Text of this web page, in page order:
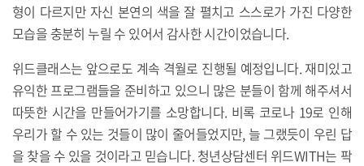
형이 다르지만 자신 본연의 색을 잘 펼치고 스스로가 가진 다양한
모습을 충분히 누릴 수 있어서 감사한 시간이었습니다.
위드클래스는 앞으로도 계속 격월로 진행될 예정입니다. 재미있고
유익한 프로그램들을 준비하고 있으니 많은 분들이 함께 해주셔서
따뜻한 시간을 만들어가기를 소망합니다. 비록 코로나 19로 인해
우리가 할 수 있는 것들이 많이 줄어들었지만, 늘 그랬듯이 우린 답
을 찾을 수 있을 것이라고 믿습니다. 청년상담센터 위드WITH는 팍